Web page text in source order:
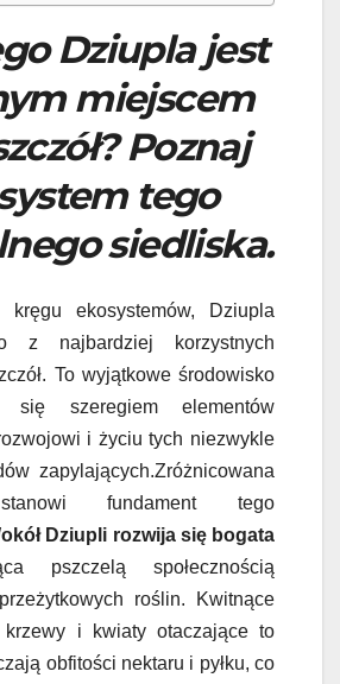
Dziupla jest
miejscem
Poznaj
tego
siedliska.
kręgu ekosystemów, Dziupla
z najbardziej korzystnych
To wyjątkowe środowisko
się szeregiem elementów
i życiu tych niezwykle
zapylających.Zróżnicowana
fundament tego
Dziupli rozwija się bogata
pszczelą społecznością
roślin. Kwitnące
krzewy i kwiaty otaczające to
obfitości nektaru i pyłku, co